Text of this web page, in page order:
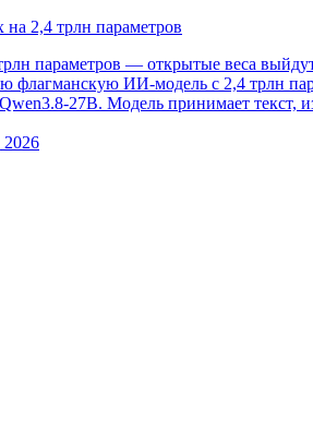
параметров — открытые веса
флагманскую ИИ-модель с 2,4 трлн
Модель принимает
2026